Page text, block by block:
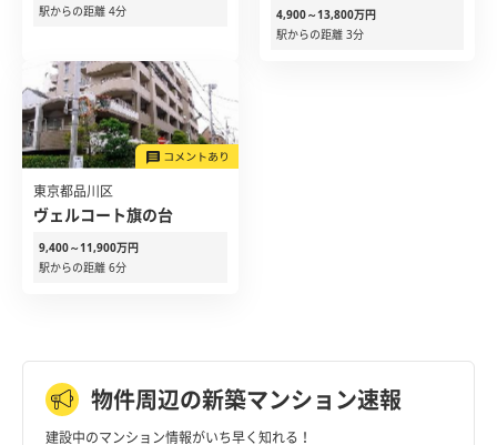
駅からの距離 4分
4,900～13,800万円
駅からの距離 3分
東京都品川区
ヴェルコート旗の台
9,400～11,900万円
駅からの距離 6分
物件周辺の新築マンション速報
建設中のマンション情報がいち早く知れる！